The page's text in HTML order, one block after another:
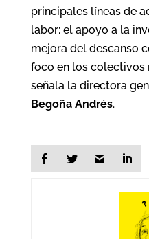
principales líneas de
labor: el apoyo a la
mejora del descanso
foco en los colectivos
señala la directora
Begoña Andrés.